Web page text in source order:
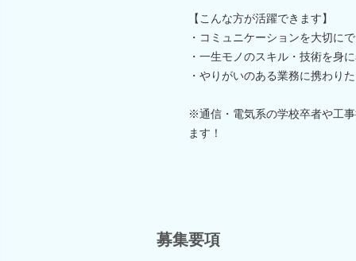
【こんな方が活躍できます】
・コミュニケーションを大切に
・一生モノのスキル・技術を身
・やりがいのある業務に携わり
※通信・電気系の学校卒者や工
ます！
募集要項